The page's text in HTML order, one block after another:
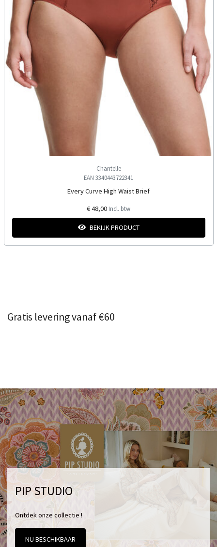
Chantelle
EAN 3340443722341
Every Curve High Waist Brief
€ 48,00 Incl. btw
BEKIJK PRODUCT
Gratis levering vanaf €60
PIP STUDIO
Ontdek onze collectie !
NU BESCHIKBAAR